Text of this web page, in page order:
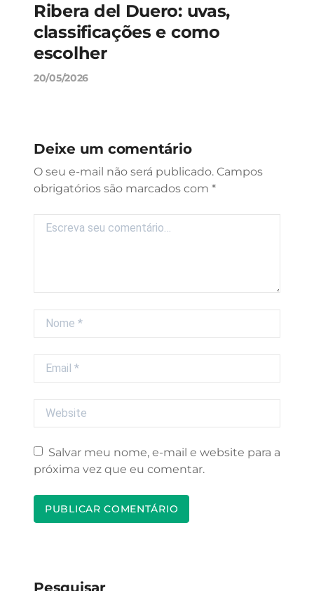
Ribera del Duero: uvas,
classificações e como
escolher
20/05/2026
Deixe um comentário
Campos
obrigatórios são marcados com *
Comentário
Nome
Email
Website
Salvar meu nome, e-mail e website para a
próxima vez que eu comentar.
Pesquisar